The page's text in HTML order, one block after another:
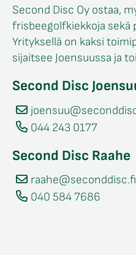
Second Disc Oy ostaa,
frisbeegolfkiekkoja sekä
Yrityksellä on kaksi
sijaitsee Joensuussa ja
Second Disc
044 243 0177
Second Disc Raahe
raahe@seconddisc.fi
040 584 7686